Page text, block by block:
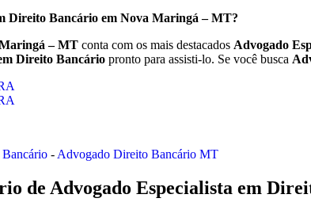
Direito Bancário em Nova Maringá – MT?
– MT conta com os mais destacados Advogado
Direito Bancário pronto para assisti-lo. Se você busca
- Advogado Direito Bancário MT
de Advogado Especialista em